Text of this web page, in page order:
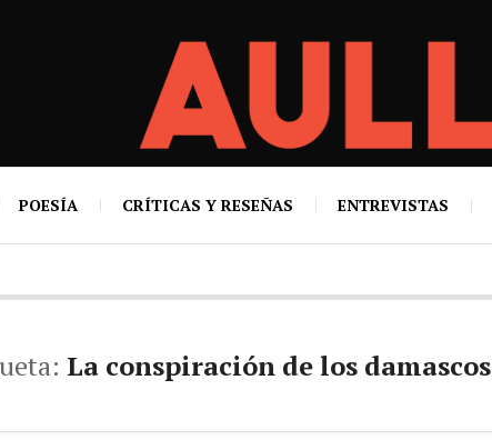
POESÍA CRÍTICAS Y RESEÑAS ENTREVISTAS
La conspiración de los damascos